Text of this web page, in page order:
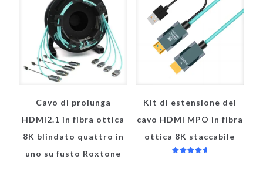
Cavo di prolunga
HDMI2.1 in fibra ottica
8K blindato quattro in
uno su fusto Roxtone
Kit di estensione del
cavo HDMI MPO in fibra
ottica 8K staccabile